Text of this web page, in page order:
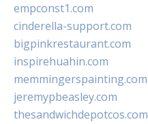
empconst1.com
cinderella-support.com
bigpinkrestaurant.com
inspirehuahin.com
memmingerspainting.com
jeremypbeasley.com
thesandwichdepotcos.com